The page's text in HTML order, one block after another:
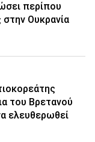
περίπου
Ουκρανία
του Βρετανού
ελευθερωθεί